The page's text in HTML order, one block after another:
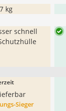
kg
schnell
Sieger